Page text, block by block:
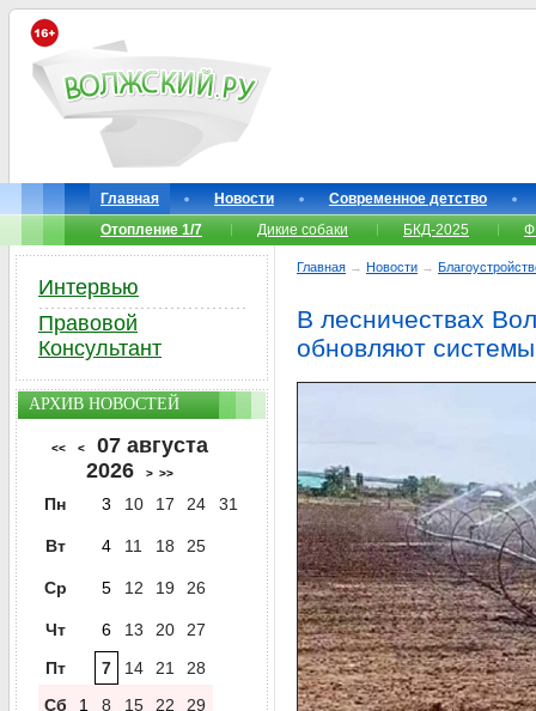
Главная Новости
Современное детство
Отопление 1/7
Дикие собаки БКД-2025
Главная → Новости →
В лесничествах
обновляют
Интервью
Правовой
Консультант
АРХИВ НОВОСТЕЙ
<< <
07 августа
2026
> >>
Пн 3 10 17 24 31
Вт 4 11 18 25
Ср 5 12 19 26
Чт 6 13 20
27
Пт
7 14 21
28
Сб
1 8 15 22 29